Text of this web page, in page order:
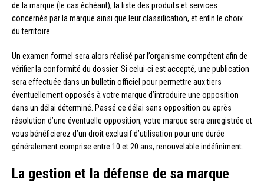
de la marque (le cas échéant), la liste des produits et services
concernés par la marque ainsi que leur classification, et enfin le choix
du territoire.
Un examen formel sera alors réalisé par l’organisme compétent afin de
vérifier la conformité du dossier. Si celui-ci est accepté, une publication
sera effectuée dans un bulletin officiel pour permettre aux tiers
éventuellement opposés à votre marque d’introduire une opposition
dans un délai déterminé. Passé ce délai sans opposition ou après
résolution d’une éventuelle opposition, votre marque sera enregistrée et
vous bénéficierez d’un droit exclusif d’utilisation pour une durée
généralement comprise entre 10 et 20 ans, renouvelable indéfiniment.
La gestion et la défense de sa marque